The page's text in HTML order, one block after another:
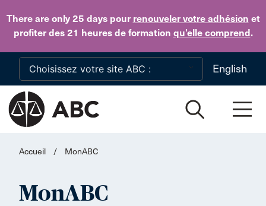
There are only 25 dayspour renouveler votre adhésion et
profiter des 21 heures de formation qu’elle comprend.
Skip to main content
English
Accueil / MonABC
MonABC